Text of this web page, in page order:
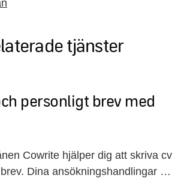
tjänster
personligt brev med
Cowrite hjälper dig att skriva cv
Dina ansökningshandlingar blir